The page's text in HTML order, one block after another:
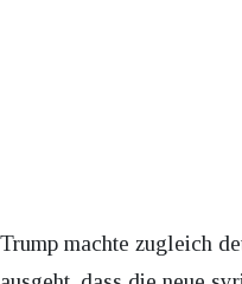
Trump machte zugleich